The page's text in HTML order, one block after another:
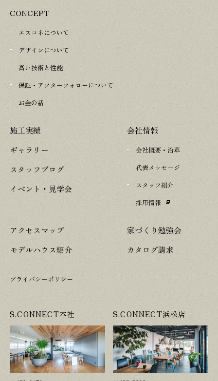
CONCEPT
エスコネについて
デザインについて
高い技術と性能
保証・アフターフォローについて
お金の話
施工実績
ギャラリー
スタッフブログ
イベント・見学会
会社情報
会社概要・沿革
代表メッセージ
スタッフ紹介
採用情報
アクセスマップ
モデルハウス紹介
家づくり勉強会
カタログ請求
プライバシーポリシー
S.CONNECT本社 S.CONNECT浜松店